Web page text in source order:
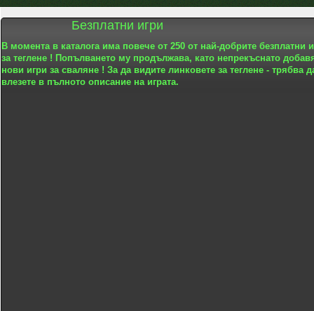
Безплатни игри
В момента в каталога има повече от 250 от най-добрите безплатни
за теглене ! Попълването му продължава, като непрекъснато
нови игри за сваляне ! За да видите линковете за теглене - трябва
влезете в пълното описание на играта.